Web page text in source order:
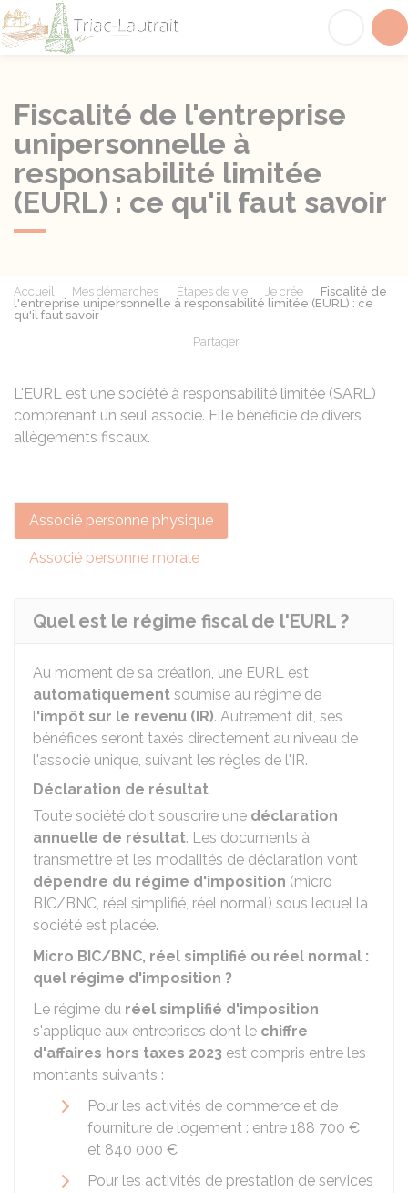
Fiscalité de l'entreprise
unipersonnelle à
responsabilité limitée
(EURL) : ce qu'il faut savoir
Accueil Mes démarches Étapes de vie Je crée
Fiscalité de
l'entreprise unipersonnelle à responsabilité limitée (EURL) : ce
qu'il faut savoir
Partager
L'EURL est une société à responsabilité limitée (SARL)
comprenant un seul associé. Elle bénéficie de divers
allègements fiscaux.
Associé personne physique
Associé personne morale
Quel est le régime fiscal de l'EURL ?
Au moment de sa création, une EURL est
automatiquement soumise au régime de
l'impôt sur le revenu (IR). Autrement dit, ses
bénéfices seront taxés directement au niveau de
l'associé unique, suivant les règles de l'IR.
Déclaration de résultat
Toute société doit souscrire une déclaration
annuelle de résultat. Les documents à
transmettre et les modalités de déclaration vont
dépendre du régime d'imposition (micro
BIC/BNC, réel simplifié, réel normal) sous lequel la
société est placée.
Micro BIC/BNC, réel simplifié ou réel normal :
quel régime d'imposition ?
Le régime du réel simplifié d'imposition
s'applique aux entreprises dont le chiffre
d'affaires hors taxes 2023 est compris entre les
montants suivants :
Pour les activités de commerce et de
fourniture de logement : entre 188 700 €
et 840 000 €
Pour les activités de prestation de services